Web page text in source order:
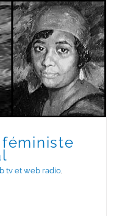
féministe
tv et web radio,